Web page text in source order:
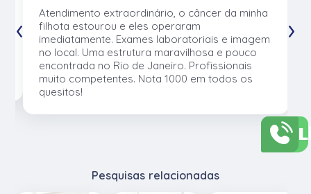
Atendimento extraordinário, o câncer da minha
filhota estourou e eles operaram
imediatamente. Exames laboratoriais e imagem
no local. Uma estrutura maravilhosa e pouco
encontrada no Rio de Janeiro. Profissionais
muito competentes. Nota 1000 em todos os
quesitos!
‹ ›
Pesquisas relacionadas